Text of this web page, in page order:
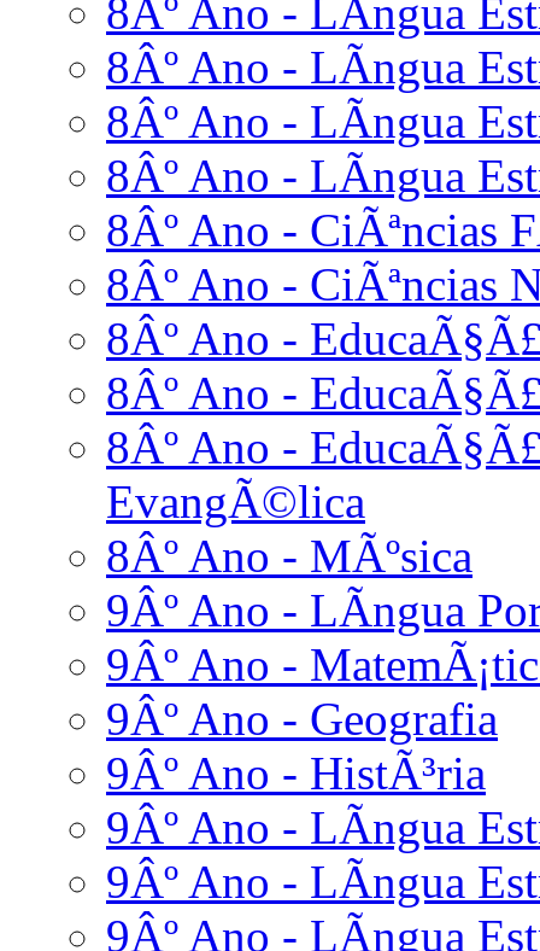
8Âº Ano - LÃ­ngua
8Âº Ano - LÃ­ngua
8Âº Ano - LÃ­ngua
8Âº Ano - LÃ­ngua
8Âº Ano - CiÃªncias
8Âº Ano - CiÃªncias
8Âº Ano -
8Âº Ano -
8Âº Ano -
EvangÃ©lica
8Âº Ano - MÃºsica
9Âº Ano - LÃ­ngua
9Âº Ano -
9Âº Ano - Geografia
9Âº Ano - HistÃ³ria
9Âº Ano - LÃ­ngua
9Âº Ano - LÃ­ngua
9Âº Ano - LÃ­ngua